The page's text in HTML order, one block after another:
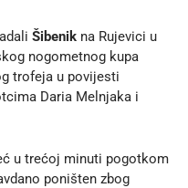
Šibenik na Rujevici u
nogometnog kupa
trofeja u povijesti
Daria Melnjaka i
u trećoj minuti pogotkom
poništen zbog